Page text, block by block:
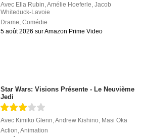
Avec Ella Rubin ,Amélie Hoeferle ,Jacob
Whiteduck-Lavoie
Drame ,Comédie
5 août 2026 sur Amazon Prime Video
Star Wars: Visions Présente - Le Neuvième
Jedi
Avec Kimiko Glenn,Andrew Kishino, Masi Oka
Action,Animation